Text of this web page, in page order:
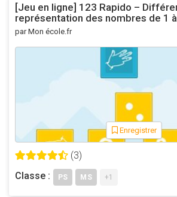
[Jeu en ligne] 123 Rapido –
représentation des nombres de 1 à
par Mon école.fr
Enregistrer
(3)
Classe :
PS MS +1